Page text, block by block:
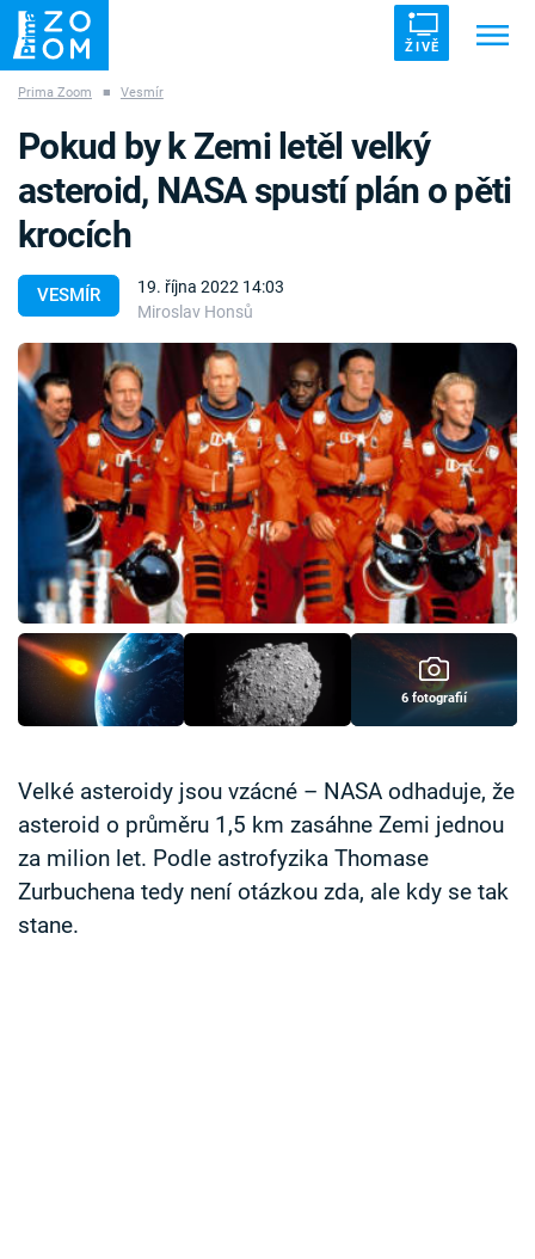
ŽIVĚ
ZÁHADY VETŘELCI DÁVNOVĚKU
Témata
Přihlášení
Sledujte nás
Prima Zoom ■ Vesmír
VESMÍR
19. října 2022 14:03
Miroslav Honsů
Pokud by k Zemi letěl velký
asteroid, NASA spustí plán o pěti
krocích
6 fotografií
Velké asteroidy jsou vzácné – NASA odhaduje, že
asteroid o průměru 1,5 km zasáhne Zemi jednou
za milion let. Podle astrofyzika Thomase
Zurbuchena tedy není otázkou zda, ale kdy se tak
stane.